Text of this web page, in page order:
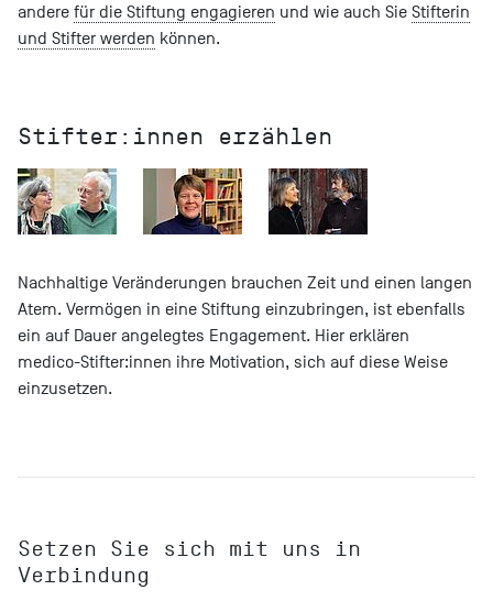
andere für die Stiftung engagieren und wie auch Sie Stifterin
und Stifter werden können.
Stifter:innen erzählen
Nachhaltige Veränderungen brauchen Zeit und einen langen
Atem. Vermögen in eine Stiftung einzubringen, ist ebenfalls
ein auf Dauer angelegtes Engagement. Hier erklären
medico-Stifter:innen ihre Motivation, sich auf diese Weise
einzusetzen.
Setzen Sie sich mit uns in
Verbindung